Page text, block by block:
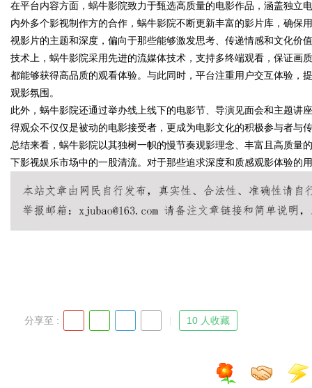
!
在平台内容方面，蜗牛影院致力于甄选高质量的电影作品，涵盖独立
内外多个影视制作方的合作，蜗牛影院不断更新丰富的影片库，确保
视影片的主题和深度，偏向于那些能够激发思考、传递情感和文化价
技术上，蜗牛影院采用先进的流媒体技术，支持多终端观看，保证画
都能够获得高品质的观看体验。与此同时，平台注重用户交互体验，
观影氛围。
此外，蜗牛影院还通过举办线上线下的电影节、导演见面会和主题讲
得观众不仅仅是被动的电影接受者，更成为电影文化的积极参与者与
总结来看，蜗牛影院以其独树一帜的慢节奏观影理念、丰富且高质量
下影视娱乐市场中的一股清流。对于那些追求深度和质感观影体验的
分享至 : 10 人收藏